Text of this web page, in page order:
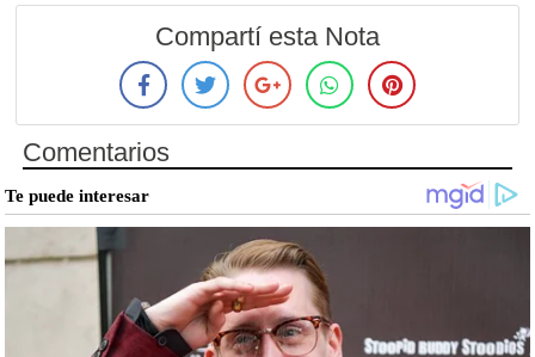
Compartí esta Nota
Comentarios